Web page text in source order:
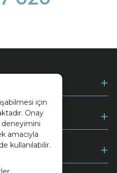
için
Onay
deneyimini
amacıyla
kullanılabilir.